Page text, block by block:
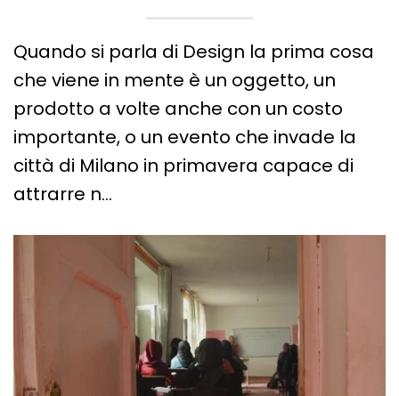
Quando si parla di Design la prima cosa
che viene in mente è un oggetto, un
prodotto a volte anche con un costo
importante, o un evento che invade la
città di Milano in primavera capace di
attrarre n…